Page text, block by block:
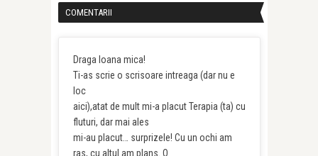
COMENTARII
Draga Ioana mica!
Ti-as scrie o scrisoare intreaga (dar nu e
loc
aici),atat de mult mi-a placut Terapia (ta) cu
fluturi, dar mai ales
mi-au placut… surprizele! Cu un ochi am
ras, cu altul am plans. O